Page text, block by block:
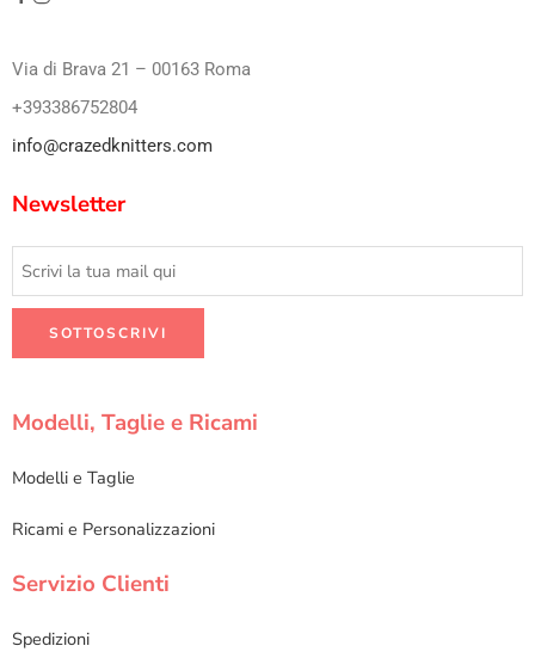
Via di Brava 21 – 00163 Roma
+393386752804
info@crazedknitters.com
Newsletter
Modelli, Taglie e Ricami
Modelli e Taglie
Ricami e Personalizzazioni
Servizio Clienti
Spedizioni